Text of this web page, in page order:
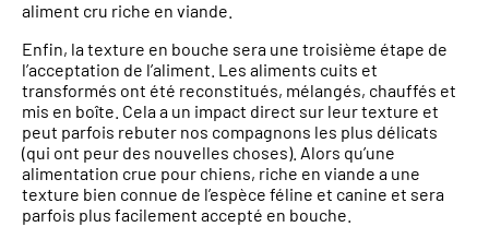
aliment cru riche en viande.
Enfin, la texture en bouche sera une troisième étape de
l’acceptation de l’aliment. Les aliments cuits et
transformés ont été reconstitués, mélangés, chauffés et
mis en boîte. Cela a un impact direct sur leur texture et
peut parfois rebuter nos compagnons les plus délicats
(qui ont peur des nouvelles choses). Alors qu’une
alimentation crue pour chiens, riche en viande a une
texture bien connue de l’espèce féline et canine et sera
parfois plus facilement accepté en bouche.